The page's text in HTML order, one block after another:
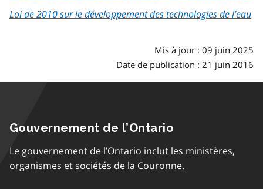
Loi de 2010 sur le développement des technologies de l’eau
Mis à jour : 09 juin 2025
Date de publication : 21 juin 2016
Gouvernement de l’Ontario
Le gouvernement de l’Ontario inclut les ministères,
organismes et sociétés de la Couronne.